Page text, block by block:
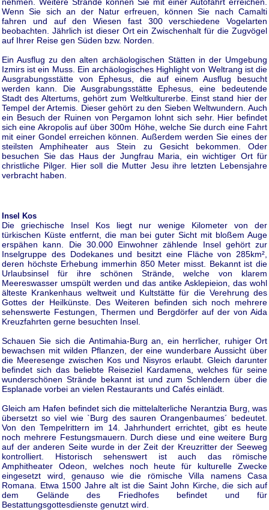
Wenn Sie sich an der Natur erfreuen, können Sie nach Camalti
fahren und auf den Wiesen fast 300 verschiedene Vogelarten
beobachten. Jährlich ist dieser Ort ein Zwischenhalt für die Zugvögel
auf Ihrer Reise gen Süden bzw. Norden.
Ein Ausflug zu den alten archäologischen Stätten in der Umgebung
Izmirs ist ein Muss. Ein archäologisches Highlight von Weltrang ist die
Ausgrabungsstätte von Ephesus, die auf einem Ausflug besucht
werden kann. Die Ausgrabungsstätte Ephesus, eine bedeutende
Stadt des Altertums, gehört zum Weltkulturerbe. Einst stand hier der
Tempel der Artemis. Dieser gehört zu den Sieben Weltwundern. Auch
ein Besuch der Ruinen von Pergamon lohnt sich sehr. Hier befindet
sich eine Akropolis auf über 300m Höhe, welche Sie durch eine Fahrt
mit einer Gondel erreichen können. Außerdem werden Sie eines der
steilsten Amphiheater aus Stein zu Gesicht bekommen. Oder
besuchen Sie das Haus der Jungfrau Maria, ein wichtiger Ort für
christliche Pilger. Hier soll die Mutter Jesu ihre letzten Lebensjahre
verbracht haben.
Insel Kos
Die griechische Insel Kos liegt nur wenige Kilometer von der
türkischen Küste entfernt, die man bei guter Sicht mit bloßem Auge
erspähen kann. Die 30.000 Einwohner zählende Insel gehört zur
Inselgruppe des Dodekanes und besitzt eine Fläche von 285km²,
deren höchste Erhebung immerhin 850 Meter misst. Bekannt ist die
Urlaubsinsel für ihre schönen Strände, welche von klarem
Meereswasser umspült werden und das antike Asklepieion, das wohl
älteste Krankenhaus weltweit und Kultstätte für die Verehrung des
Gottes der Heilkünste. Des Weiteren befinden sich noch mehrere
sehenswerte Festungen, Thermen und Bergdörfer auf der von Aida
Kreuzfahrten gerne besuchten Insel.
Schauen Sie sich die Antimahia-Burg an, ein herrlicher, ruhiger Ort
bewachsen mit wilden Pflanzen, der eine wunderbare Aussicht über
die Meeresenge zwischen Kos und Nisyros erlaubt. Gleich darunter
befindet sich das beliebte Reiseziel Kardamena, welches für seine
wunderschönen Strände bekannt ist und zum Schlendern über die
Esplanade vorbei an vielen Restaurants und Cafés einlädt.
Gleich am Hafen befindet sich die mittelalterliche Nerantzia Burg, was
übersetzt so viel wie `Burg des sauren Orangenbaumes´ bedeutet.
Von den Tempelrittern im 14. Jahrhundert errichtet, gibt es heute
noch mehrere Festungsmauern. Durch diese und eine weitere Burg
auf der anderen Seite wurde in der Zeit der Kreuzritter der Seeweg
kontrolliert. Historisch sehenswert ist auch das römische
Amphitheater Odeon, welches noch heute für kulturelle Zwecke
eingesetzt wird, genauso wie die römische Villa namens Casa
Romana. Etwa 1500 Jahre alt ist die Saint John Kirche, die sich auf
dem Gelände des Friedhofes befindet und für
Bestattungsgottesdienste genutzt wird.